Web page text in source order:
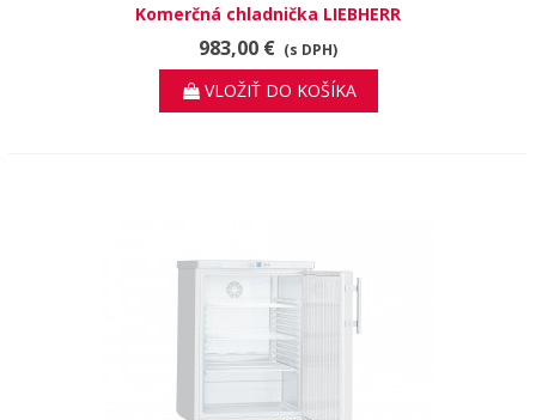
Komerčná chladnička LIEBHERR
FKvesf 1803
983,00 € (s DPH)
VLOŽIŤ DO KOŠÍKA